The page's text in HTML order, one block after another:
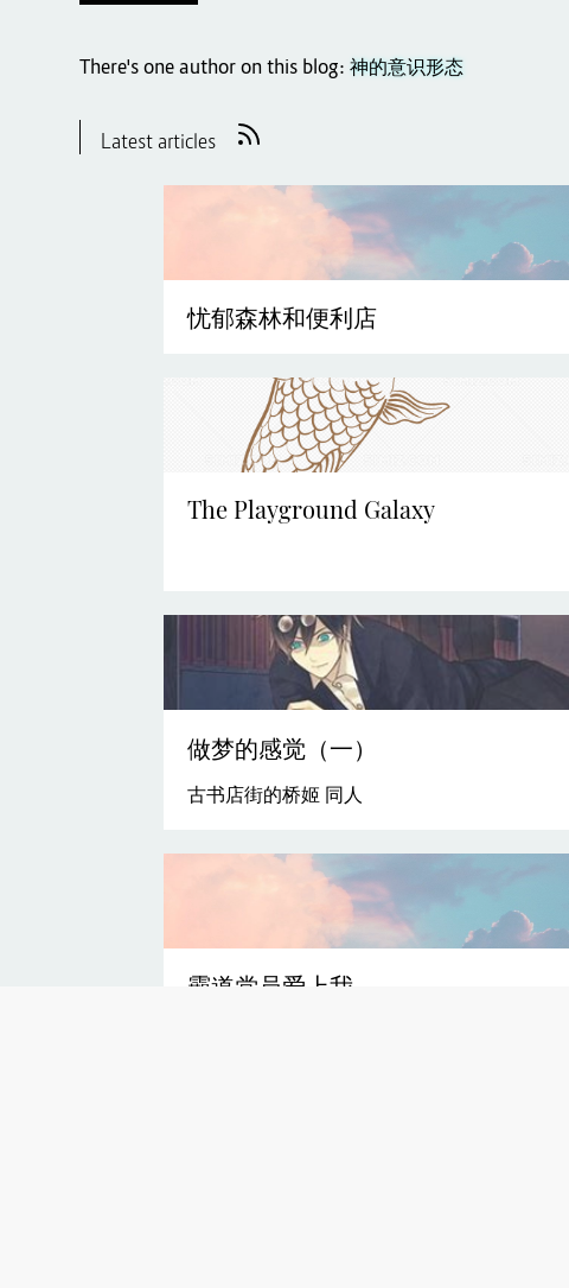
There's one author on this blog:神的意识形态
Latest articles
忧郁森林和便利店
The Playground Galaxy
做梦的感觉（一）
古书店街的桥姬 同人
霸道党员爱上我